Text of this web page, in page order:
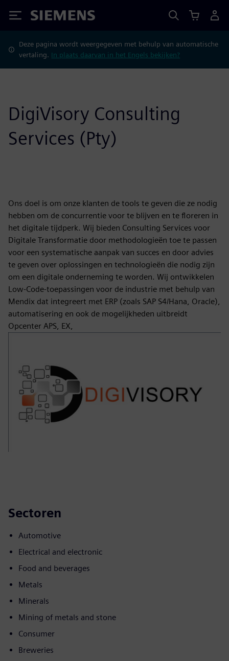
Siemens
Deze pagina wordt weergegeven met behulp van automatische
vertaling. In plaats daarvan in het Engels bekijken?
DigiVisory Consulting
Services (Pty)
Ons doel is om onze klanten de tools te geven die ze nodig
hebben om de concurrentie voor te blijven en te floreren in
het digitale tijdperk. Wij bieden Consulting Services voor
Digitale Transformatie door methodologieën toe te passen
voor een systematische aanpak van succes en door advies
te geven over oplossingen en technologieën die nodig zijn
om een digitale onderneming te worden. Wij ontwikkelen
Low-Code-toepassingen voor de industrie met behulp van
Mendix dat integreert met ERP (zoals SAP S4/Hana, Oracle),
automatisering en ook de mogelijkheden uitbreidt
Opcenter APS, EX,
Sectoren
Automotive
Electrical and electronic
Food and beverages
Metals
Minerals
Mining of metals and stone
Consumer
Breweries